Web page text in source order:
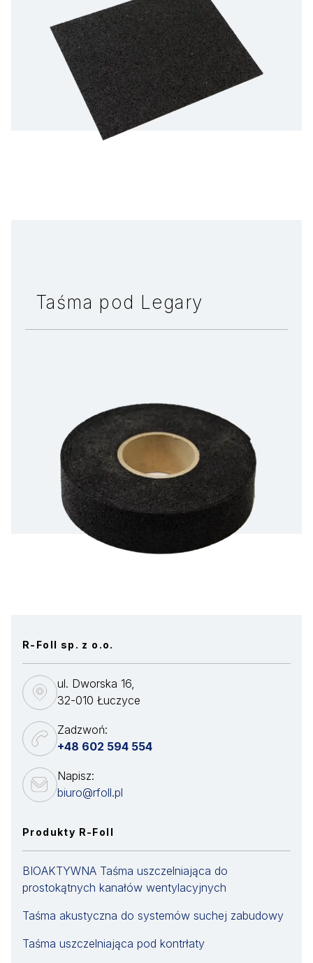
Taśma pod Legary
R-Foll sp. z o.o.
ul. Dworska 16,
32-010 Łuczyce
Zadzwoń:
+48 602 594 554
Napisz:
biuro@rfoll.pl
Produkty R-Foll
BIOAKTYWNA Taśma uszczelniająca do
prostokątnych kanałów wentylacyjnych
Taśma akustyczna do systemów suchej zabudowy
Taśma uszczelniająca pod kontrłaty